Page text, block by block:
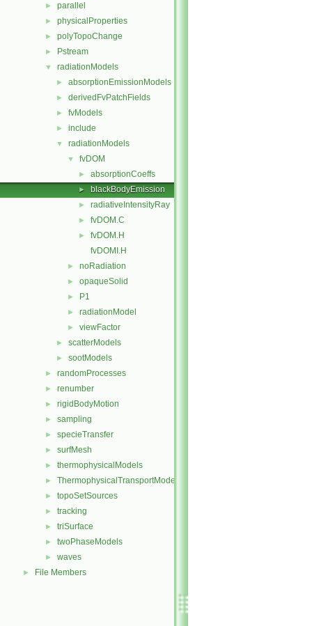
► parallel
► physicalProperties
► polyTopoChange
► Pstream
▼ radiationModels
► absorptionEmissionModels
► derivedFvPatchFields
► fvModels
► include
▼ radiationModels
▼ fvDOM
► absorptionCoeffs
► blackBodyEmission
► radiativeIntensityRay
► fvDOM.C
►
fvDOM.H
fvDOMI.H
► noRadiation
► opaqueSolid
► P1
► radiationModel
► viewFactor
► scatterModels
► sootModels
► randomProcesses
► renumber
► rigidBodyMotion
► sampling
► specieTransfer
► surfMesh
► thermophysicalModels
► ThermophysicalTransportModels
► topoSetSources
► tracking
► triSurface
► twoPhaseModels
► waves
► File Members